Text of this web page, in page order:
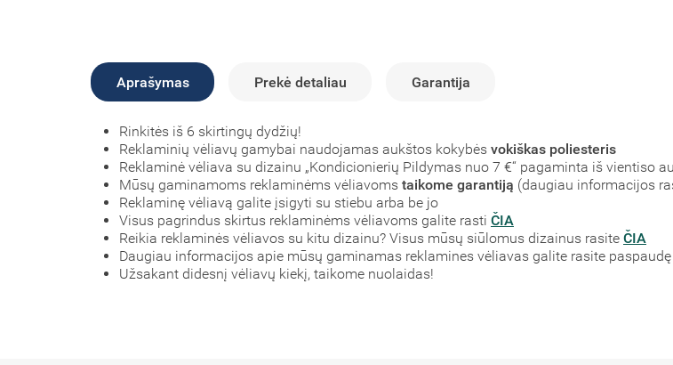
Aprašymas Prekė detaliau Garantija
Rinkitės iš 6 skirtingų dydžių!
Reklaminių vėliavų gamybai naudojamas aukštos kokybės vokiškas poliesteris
Reklaminė vėliava su dizainu „Kondicionierių Pildymas nuo 7 €“ pagaminta iš vientiso
Mūsų gaminamoms reklaminėms vėliavoms taikome garantiją (daugiau informacijos
Reklaminę vėliavą galite įsigyti su stiebu arba be jo
Visus pagrindus skirtus reklaminėms vėliavoms galite rasti ČIA
Reikia reklaminės vėliavos su kitu dizainu? Visus mūsų siūlomus dizainus rasite ČIA
Daugiau informacijos apie mūsų gaminamas reklamines vėliavas galite rasite paspaudę
Užsakant didesnį vėliavų kiekį, taikome nuolaidas!